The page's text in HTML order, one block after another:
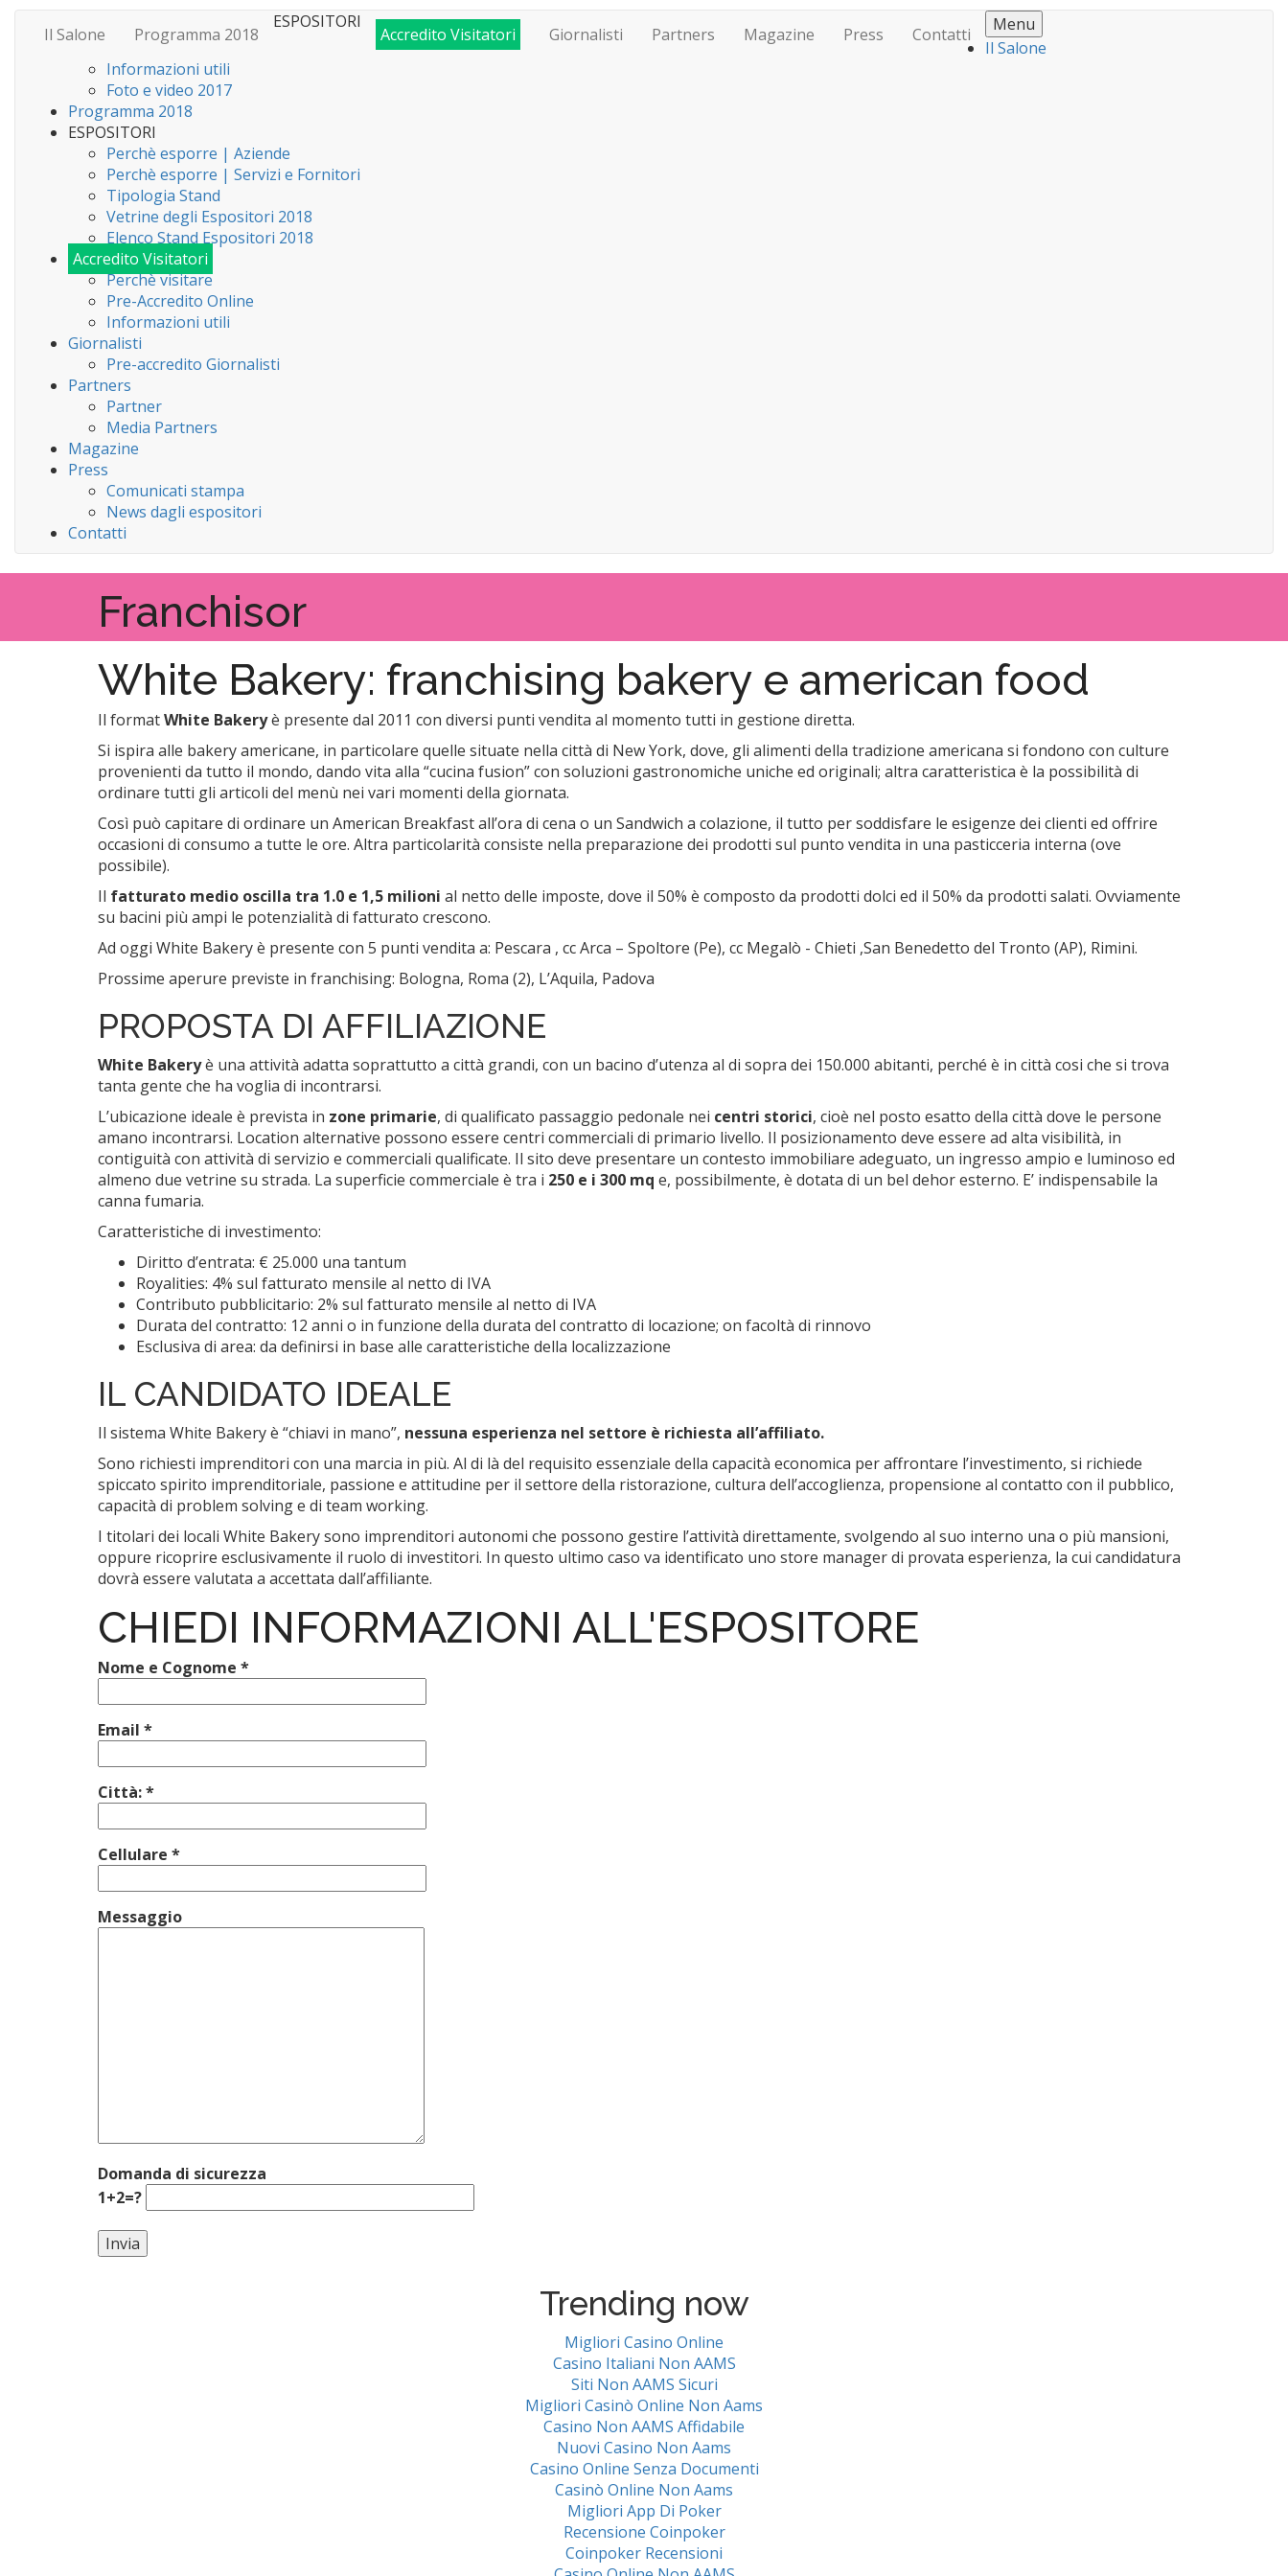
Il Salone Programma 2018
ESPOSITORI
Accredito Visitatori Giornalisti Partners Magazine Press Contatti
Menu
Il Salone
Informazioni utili
Foto e video 2017
Programma 2018
ESPOSITORI
Perchè esporre | Aziende
Perchè esporre | Servizi e Fornitori
Tipologia Stand
Vetrine degli Espositori 2018
Elenco Stand Espositori 2018
Accredito Visitatori
Perchè visitare
Pre-Accredito Online
Informazioni utili
Giornalisti
Pre-accredito Giornalisti
Partners
Partner
Media Partners
Magazine
Press
Comunicati stampa
News dagli espositori
Contatti
Franchisor
White Bakery: franchising bakery e american food
Il formatWhite Bakeryè presente dal 2011 con diversi punti vendita al momento tutti in gestione diretta.
Si ispira alle bakery americane, in particolare quelle situate nella città di New York, dove, gli alimenti della tradizione americana si fondono con culture
provenienti da tutto il mondo, dando vita alla “cucina fusion” con soluzioni gastronomiche uniche ed originali; altra caratteristica è la possibilità di
ordinare tutti gli articoli del menù nei vari momenti della giornata.
Così può capitare di ordinare un American Breakfast all’ora di cena o un Sandwich a colazione, il tutto per soddisfare le esigenze dei clienti ed offrire
occasioni di consumo a tutte le ore. Altra particolarità consiste nella preparazione dei prodotti sul punto vendita in una pasticceria interna (ove
possibile).
Il fatturato medio oscilla tra 1.0 e 1,5 milioni al netto delle imposte, dove il 50% è composto da prodotti dolci ed il 50% da prodotti salati. Ovviamente
su bacini più ampi le potenzialità di fatturato crescono.
Ad oggi White Bakery è presente con 5 punti vendita a: Pescara , cc Arca – Spoltore (Pe), cc Megalò - Chieti ,San Benedetto del Tronto (AP), Rimini.
Prossime aperure previste in franchising: Bologna, Roma (2), L’Aquila, Padova
PROPOSTA DI AFFILIAZIONE
White Bakeryè una attività adatta soprattutto a città grandi, con un bacino d’utenza al di sopra dei 150.000 abitanti, perché è in città cosi che si trova
tanta gente che ha voglia di incontrarsi.
L’ubicazione ideale è prevista in zone primarie, di qualificato passaggio pedonale nei centri storici, cioè nel posto esatto della città dove le persone
amano incontrarsi. Location alternative possono essere centri commerciali di primario livello. Il posizionamento deve essere ad alta visibilità, in
contiguità con attività di servizio e commerciali qualificate. Il sito deve presentare un contesto immobiliare adeguato, un ingresso ampio e luminoso ed
almeno due vetrine su strada. La superficie commerciale è tra i 250 e i 300 mq e, possibilmente, è dotata di un bel dehor esterno. E’ indispensabile la
canna fumaria.
Caratteristiche di investimento:
Diritto d’entrata: € 25.000 una tantum
Royalities: 4% sul fatturato mensile al netto di IVA
Contributo pubblicitario: 2% sul fatturato mensile al netto di IVA
Durata del contratto: 12 anni o in funzione della durata del contratto di locazione; on facoltà di rinnovo
Esclusiva di area: da definirsi in base alle caratteristiche della localizzazione
IL CANDIDATO IDEALE
Il sistema White Bakery è “chiavi in mano”, nessuna esperienza nel settore è richiesta all’affiliato.
Sono richiesti imprenditori con una marcia in più. Al di là del requisito essenziale della capacità economica per affrontare l’investimento, si richiede
spiccato spirito imprenditoriale, passione e attitudine per il settore della ristorazione, cultura dell’accoglienza, propensione al contatto con il pubblico,
capacità di problem solving e di team working.
I titolari dei locali White Bakery sono imprenditori autonomi che possono gestire l’attività direttamente, svolgendo al suo interno una o più mansioni,
oppure ricoprire esclusivamente il ruolo di investitori. In questo ultimo caso va identificato uno store manager di provata esperienza, la cui candidatura
dovrà essere valutata a accettata dall’affiliante.
CHIEDI INFORMAZIONI ALL'ESPOSITORE
Nome e Cognome *
Email *
Città: *
Cellulare *
Messaggio
Domanda di sicurezza
1+2=?
Trending now
Migliori Casino Online
Casino Italiani Non AAMS
Siti Non AAMS Sicuri
Migliori Casinò Online Non Aams
Casino Non AAMS Affidabile
Nuovi Casino Non Aams
Casino Online Senza Documenti
Casinò Online Non Aams
Migliori App Di Poker
Recensione Coinpoker
Coinpoker Recensioni